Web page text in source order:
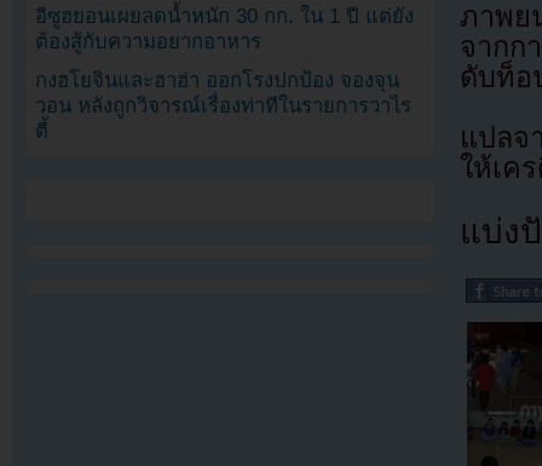
ภาพย
จากก
ดับท็อ
แปลจ
ให้เค
แบ่ง
อีซูฮยอนเผยลดน้ำหนัก 30 กก. ใน 1 ปี แต่ยัง
ต้องสู้กับความอยากอาหาร
กงฮโยจินและฮาฮ่า ออกโรงปกป้อง จองจุน
วอน หลังถูกวิจารณ์เรื่องท่าทีในรายการวาไร
ตี้